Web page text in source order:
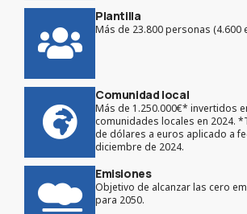
Plantilla
Más de 23.800 personas (4.600
Comunidad local
Más de 1.250.000€* invertidos
comunidades locales en 2024.
de dólares a euros aplicado a
diciembre de 2024.
Emisiones
Objetivo de alcanzar las cero
para 2050.